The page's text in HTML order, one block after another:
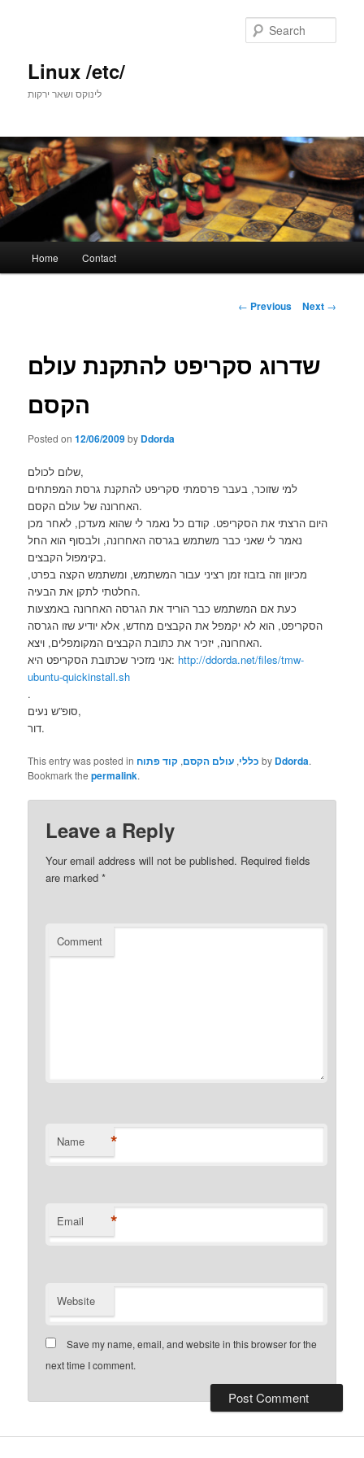
Linux /etc/
לינוקס ושאר ירקות
Home Contact
Post
← Previous Next →
שדרוג סקריפט להתקנת עולם
הקסם
Posted on12/06/2009by Ddorda
שלום לכולם,
למי שזוכר, בעבר פרסמתי סקריפט להתקנת גרסת המפתחים
האחרונה של עולם הקסם.
היום הרצתי את הסקריפט. קודם כל נאמר לי שהוא מעדכן, לאחר מכן
נאמר לי שאני כבר משתמש בגרסה האחרונה, ולבסוף הוא החל
בקימפול הקבצים.
מכיוון וזה בזבוז זמן רציני עבור המשתמש, ומשתמש הקצה בפרט,
החלטתי לתקן את הבעיה.
כעת אם המשתמש כבר הוריד את הגרסה האחרונה באמצעות
הסקריפט, הוא לא יקמפל את הקבצים מחדש, אלא יודיע שזו הגרסה
האחרונה, יזכיר את כתובת הקבצים המקומפלים, ויצא.
אני מזכיר שכתובת הסקריפט היא: http://ddorda.net/files/tmw-
ubuntu-quickinstall.sh
.
סופ”ש נעים,
דור.
This entry was posted in כללי, עולם הקסם, קוד פתוח by Ddorda.
Bookmark thepermalink.
Leave a Reply
Your email address will not be published. Required fields
are marked*
Comment
Name *
Email *
Website
Save my name, email, and website in this browser for the
next time I comment.